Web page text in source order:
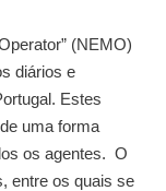
(NEMO)
diários e
Estes
uma forma
os agentes. O
entre os quais se